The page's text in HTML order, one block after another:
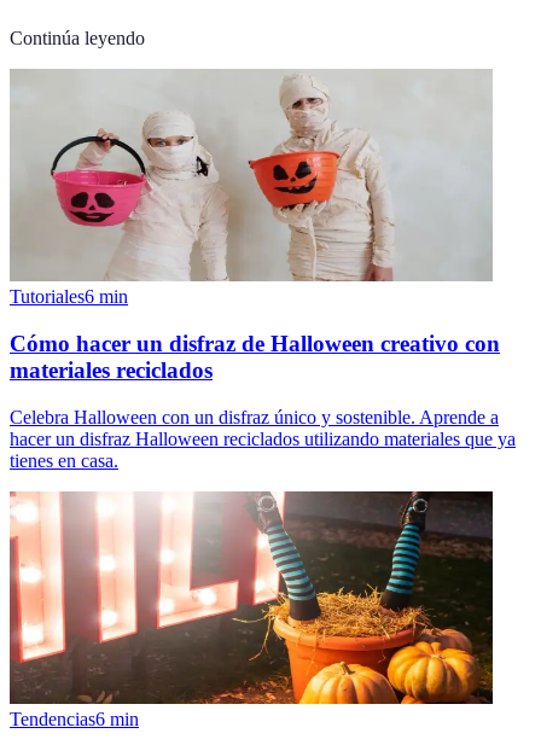
Continúa leyendo
Tutoriales6 min
Cómo hacer un disfraz de Halloween creativo con
materiales reciclados
Celebra Halloween con un disfraz único y sostenible. Aprende a
hacer un disfraz Halloween reciclados utilizando materiales que ya
tienes en casa.
Tendencias6 min